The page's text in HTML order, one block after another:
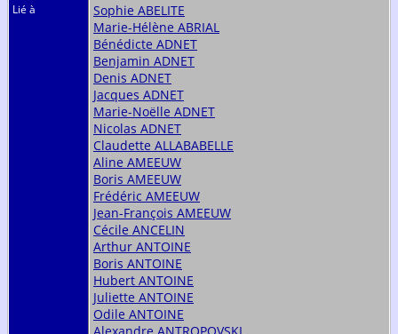
Lié à
Sophie ABELITE
Marie-Hélène ABRIAL
Bénédicte ADNET
Benjamin ADNET
Denis ADNET
Jacques ADNET
Marie-Noëlle ADNET
Nicolas ADNET
Claudette ALLABABELLE
Aline AMEEUW
Boris AMEEUW
Frédéric AMEEUW
Jean-François AMEEUW
Cécile ANCELIN
Arthur ANTOINE
Boris ANTOINE
Hubert ANTOINE
Juliette ANTOINE
Odile ANTOINE